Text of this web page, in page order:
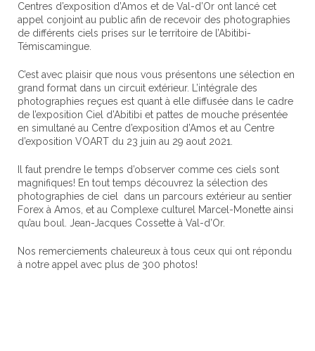
Centres d’exposition d’Amos et de Val-d’Or ont lancé cet
appel conjoint au public afin de recevoir des photographies
de différents ciels prises sur le territoire de l’Abitibi-
Témiscamingue.
C’est avec plaisir que nous vous présentons une sélection en
grand format dans un circuit extérieur. L’intégrale des
photographies reçues est quant à elle diffusée dans le cadre
de l’exposition Ciel d’Abitibi et pattes de mouche présentée
en simultané au Centre d’exposition d’Amos et au Centre
d’exposition VOART du 23 juin au 29 aout 2021.
Il faut prendre le temps d’observer comme ces ciels sont
magnifiques! En tout temps découvrez la sélection des
photographies de ciel dans un parcours extérieur au sentier
Forex à Amos, et au Complexe culturel Marcel-Monette ainsi
qu’au boul. Jean-Jacques Cossette à Val-d’Or.
Nos remerciements chaleureux à tous ceux qui ont répondu
à notre appel avec plus de 300 photos!